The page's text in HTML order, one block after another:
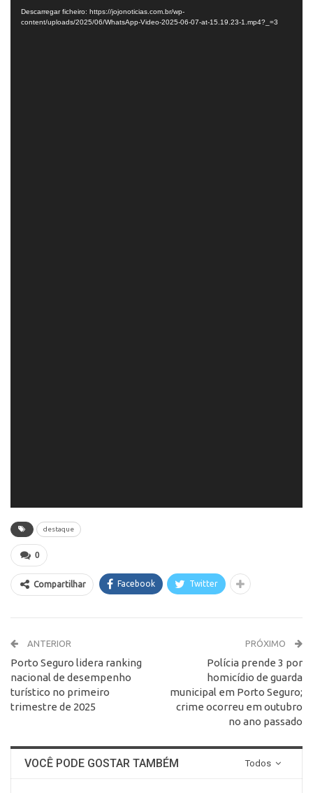
vídeo
Descarregar ficheiro: https://jojonoticias.com.br/wp-
content/uploads/2025/06/WhatsApp-Video-2025-06-07-at-15.19.23-1.mp4?_=3
destaque
0
Compartilhar Facebook Twitter
ANTERIOR
Porto Seguro lidera ranking
nacional de desempenho
turístico no primeiro
trimestre de 2025
PRÓXIMO
Polícia prende 3 por
homicídio de guarda
municipal em Porto Seguro;
crime ocorreu em outubro
no ano passado
Todos
VOCÊ PODE GOSTAR TAMBÉM